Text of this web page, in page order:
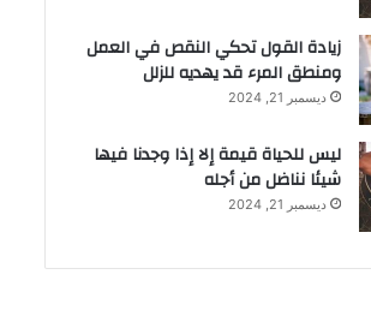
زيادة القول تحكي النقص في العمل
ومنطق المرء قد يهديه للزلل
ديسمبر 21, 2024
ليس للحياة قيمة إلا إذا وجدنا فيها
شيئا نناضل من أجله
ديسمبر 21, 2024